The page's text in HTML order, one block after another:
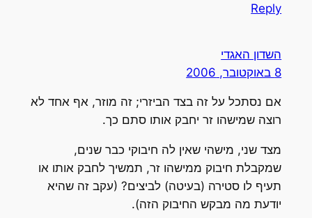
Reply
השדון האגדי
8 באוקטובר, 2006
אם נסתכל על זה בצד הביזרי; זה מוזר, אף אחד לא
רוצה שמישהו זר יחבק אותו סתם כך.
מצד שני, מישהי שאין לה חיבוקי כבר שנים,
שמקבלת חיבוק ממישהו זר, תמשיך לחבק אותו או
תעיף לו סטירה (בעיטה) לביצים? (עקב זה שהיא
יודעת מה מבקש החיבוק הזה).